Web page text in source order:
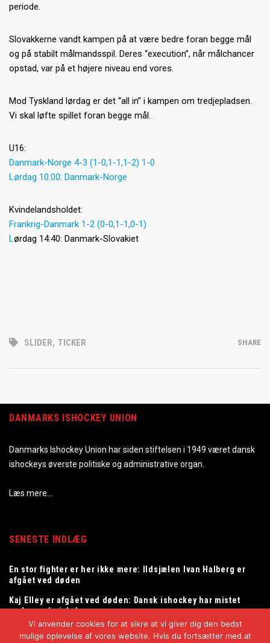
periode.
Slovakkerne vandt kampen på at være bedre foran begge mål
og på stabilt målmandsspil. Deres “execution”, når målchancer
opstad, var på et højere niveau end vores.
Mod Tyskland lørdag er det “all in” i kampen om tredjepladsen.
Vi skal løfte spillet foran begge mål.
U16:
Danmark-Norge 4-3 (1-0,1-1,1-2) 1-0
Lørdag 10:00: Danmark-Norge
Kvindelandsholdet:
Frankrig-Danmark 1-2 (0-0,1-1,0-1)
Lørdag 14:40: Danmark-Slovakiet
SLIDER, TICKER SHARE
DANMARKS ISHOCKEY UNION
Danmarks Ishockey Union har siden stiftelsen i 1949 været dansk
ishockeys øverste politiske og administrative organ.
Læs mere…
SENESTE INDLÆG
En stor fighter er her ikke mere: Ildsjælen Ivan Halberg er
afgået ved døden
Kaj Elley er afgået ved døden: Dansk ishockey har mistet
en legendarisk dommer
Tommy Samuelsson ny landstræner for herrelandsholdet
Vi anvender cookies for at sikre at vi giver dig den bedst
mulige oplevelse af vores website. Hvis du fortsætter med at